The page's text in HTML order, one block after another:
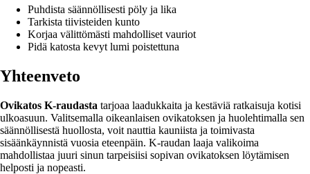
Puhdista säännöllisesti pöly ja lika
Tarkista tiivisteiden kunto
Korjaa välittömästi mahdolliset vauriot
Pidä katosta kevyt lumi poistettuna
Yhteenveto
Ovikatos K-raudasta tarjoaa laadukkaita ja kestäviä ratkaisuja kotisi
ulkoasuun. Valitsemalla oikeanlaisen ovikatoksen ja huolehtimalla sen
säännöllisestä huollosta, voit nauttia kauniista ja toimivasta
sisäänkäynnistä vuosia eteenpäin. K-raudan laaja valikoima
mahdollistaa juuri sinun tarpeisiisi sopivan ovikatoksen löytämisen
helposti ja nopeasti.